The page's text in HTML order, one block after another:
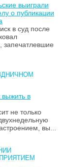
выиграли
о публикации
в суд после
выжить в
не только
вы...